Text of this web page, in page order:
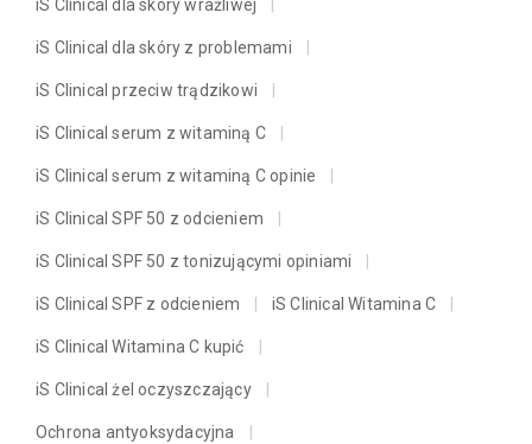
iS Clinical dla skóry wrażliwej
iS Clinical dla skóry z problemami
iS Clinical przeciw trądzikowi
iS Clinical serum z witaminą C
iS Clinical serum z witaminą C opinie
iS Clinical SPF 50 z odcieniem
iS Clinical SPF 50 z tonizującymi opiniami
iS Clinical SPF z odcieniem iS Clinical Witamina C
iS Clinical Witamina C kupić
iS Clinical żel oczyszczający
Ochrona antyoksydacyjna